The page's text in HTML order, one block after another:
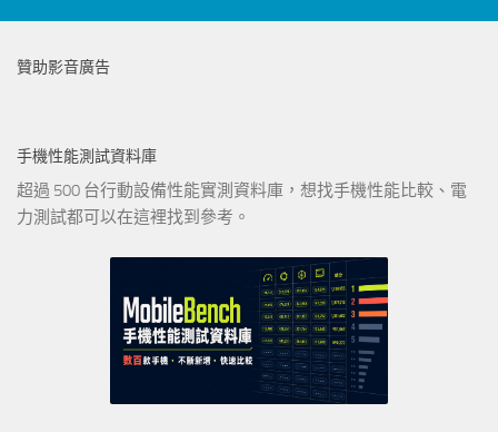
贊助影音廣告
手機性能測試資料庫
超過 500 台行動設備性能實測資料庫，想找手機性能比較、電
力測試都可以在這裡找到參考。